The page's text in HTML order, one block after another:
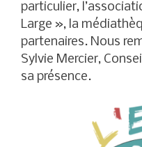
particulier,
Large », la
partenaires. Nous
Sylvie Mercier,
sa présence.